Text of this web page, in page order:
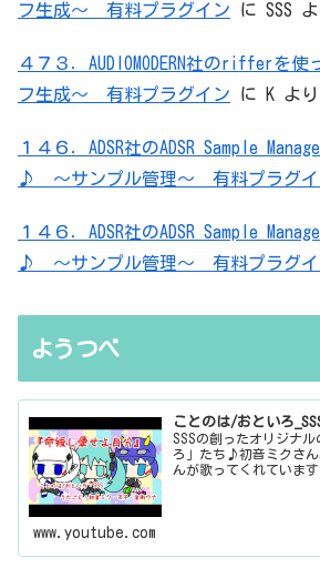
フ生成～ 有料プラグイン に SSS
４７３．AUDIOMODERN社のrifferを
フ生成～ 有料プラグイン に K より
１４６．ADSR社のADSR Sample
♪ ～サンプル管理～ 有料プラグイ
１４６．ADSR社のADSR Sample
♪ ～サンプル管理～ 有料プラグイ
ようつべ
ことのは/おといろ
SSSの創ったオリジナ
ろ」たち♪初音ミクさ
んが歌ってくれていま
www.youtube.com